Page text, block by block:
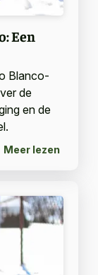
Een
Blanco-
de
en de
Meer lezen